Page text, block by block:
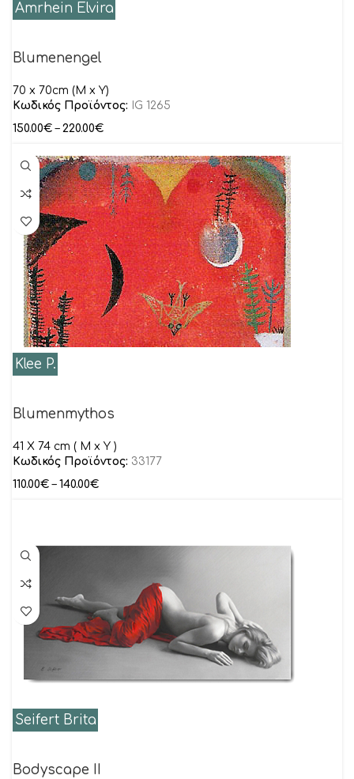
Amrhein Elvira
Blumenengel
70 x 70cm (M x Y)
Κωδικός Προϊόντος:
IG 1265
150.00€ – 220.00€
Klee P.
Blumenmythos
41 Χ 74 cm ( M x Y )
Κωδικός Προϊόντος: 33177
110.00€ – 140.00€
Seifert Brita
Bodyscape II